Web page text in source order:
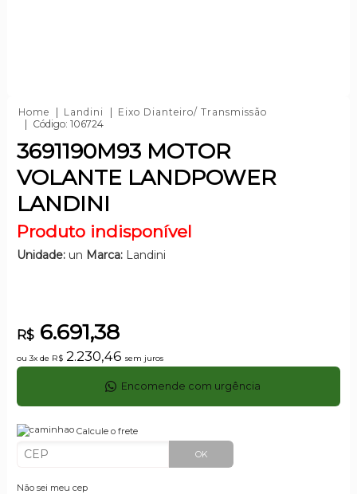
Home Landini
Eixo Dianteiro/ Transmissão
Código: 106724
3691190M93 MOTOR
VOLANTE LANDPOWER
LANDINI
Produto indisponível
Unidade:un Marca:Landini
R$6.691,38
ou 3x de R$2.230,46 sem juros
Encomende com urgência
Calcule o frete
OK
Não sei meu cep